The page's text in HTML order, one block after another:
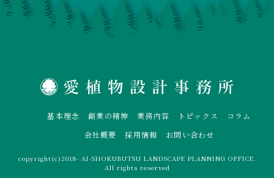
基本理念 創業の精神 業務内容 トピックス
コラム
会社概要
採用情報 お問い合わせ
copyright(c)2018- AI-SHOKUBUTSU LANDSCAPE PLANNING OFFICE.
All rights reserved